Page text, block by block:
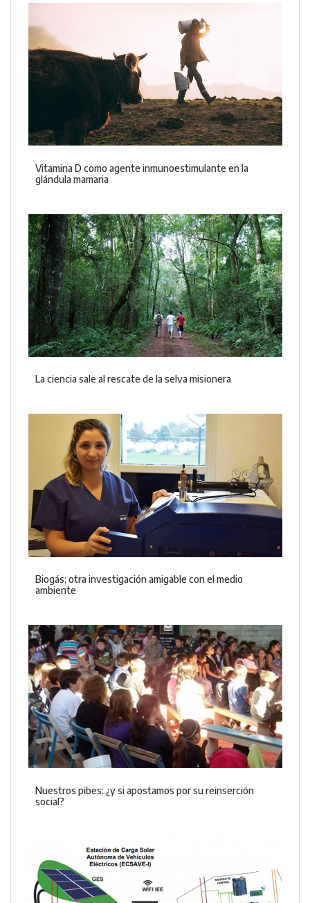
Vitamina D como agente inmunoestimulante en la
glándula mamaria
La ciencia sale al rescate de la selva misionera
Biogás; otra investigación amigable con el medio
ambiente
Nuestros pibes: ¿y si apostamos por su reinserción
social?